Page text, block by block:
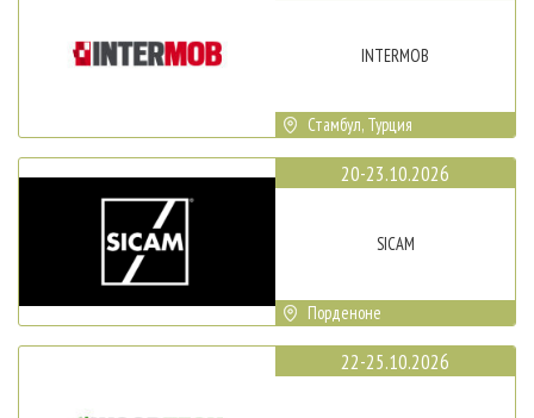
INTERMOB
Стамбул, Турция
20-23.10.2026
SICAM
Порденоне
22-25.10.2026